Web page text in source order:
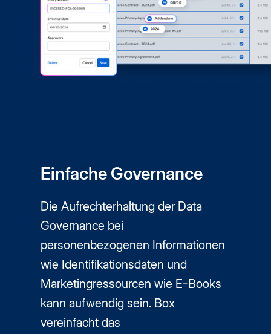
Einfache Governance
Die Aufrechterhaltung der Data
Governance bei
personenbezogenen Informationen
wie Identifikationsdaten und
Marketingressourcen wie E-Books
kann aufwendig sein. Box
vereinfacht das